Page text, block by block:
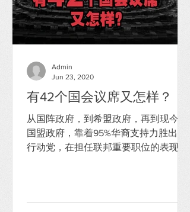
有42个国会议席又怎样？
从国阵政府，到希盟政府，再到现今的
国盟政府，靠着95%华裔支持力胜出的
行动党，在担任联邦重要职位的表现评
平的政策和施政大力鞭挞；虽没拨乱反
Admin
Jun 23, 2020